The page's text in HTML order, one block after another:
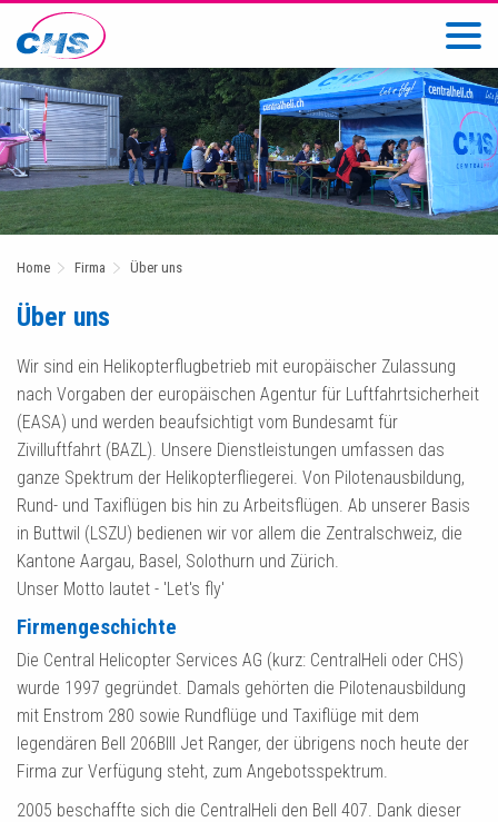
Home Firma Über uns
Über uns
Wir sind ein Helikopterflugbetrieb mit europäischer Zulassung
nach Vorgaben der europäischen Agentur für Luftfahrtsicherheit
(EASA) und werden beaufsichtigt vom Bundesamt für
Zivilluftfahrt (BAZL). Unsere Dienstleistungen umfassen das
ganze Spektrum der Helikopterfliegerei. Von Pilotenausbildung,
Rund- und Taxiflügen bis hin zu Arbeitsflügen. Ab unserer Basis
in Buttwil (LSZU) bedienen wir vor allem die Zentralschweiz, die
Kantone Aargau, Basel, Solothurn und Zürich.
Unser Motto lautet - 'Let's fly'
Firmengeschichte
Die Central Helicopter Services AG (kurz: CentralHeli oder CHS)
wurde 1997 gegründet. Damals gehörten die Pilotenausbildung
mit Enstrom 280 sowie Rundflüge und Taxiflüge mit dem
legendären Bell 206BIII Jet Ranger, der übrigens noch heute der
Firma zur Verfügung steht, zum Angebotsspektrum.
2005 beschaffte sich die CentralHeli den Bell 407. Dank dieser